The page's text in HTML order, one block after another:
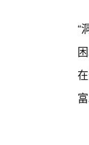
“
富